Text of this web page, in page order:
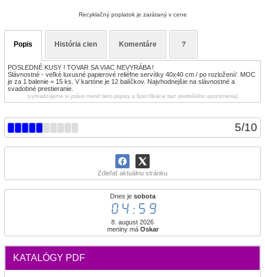
5/10
Zdieľať aktuálnu stránku
Dnes je sobota
05:00
8. august 2026
meniny má Oskar
KATALÓGY PDF
Recyklačný poplatok je zarátaný v cene
Popis História cien Komentáre ?
POSLEDNÉ KUSY ! TOVAR SA VIAC NEVYRÁBA !
Slávnostné - veľké luxusné papierové reliéfne servítky 40x40 cm / po rozložení/. MOC
je za 1 balenie = 15 ks. V kartóne je 12 balíčkov. Najvhodnejšie na slávnostné a
svadobné prestieranie.
(vyhradzujeme si právo meniť tieto popisy a špecifikácie bez predošlého upozornenia)